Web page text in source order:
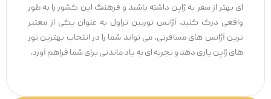
‌ای بهتر از سفر به ژاپن داشته باشید و فرهنگ این کشور را به ‌طور
واقعی درک کنید. آژانس توربین تراول به‌ عنوان یکی از معتبر
ترین آژانس ‌های مسافرتی، می‌ تواند شما را در انتخاب بهترین تور
های ژاپن یاری دهد و تجربه ‌ای به ‌یاد ماندنی برای شما فراهم آورد.